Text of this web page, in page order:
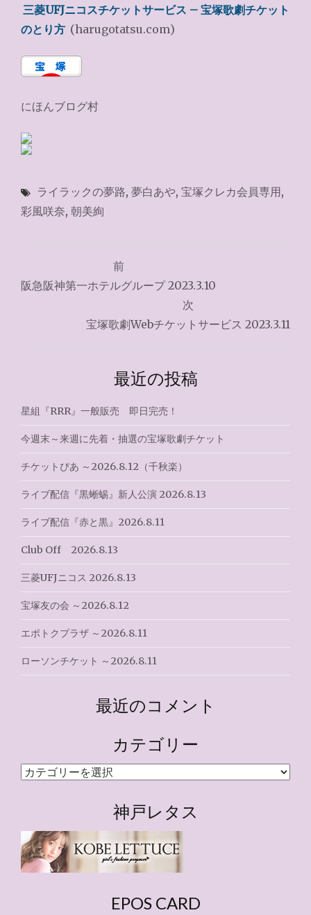
三菱UFJニコスチケットサービス – 宝塚歌劇チケット
のとり方 (harugotatsu.com)
にほんブログ村
ライラックの夢路, 夢白あや, 宝塚クレカ会員専用,
彩風咲奈, 朝美絢
稿
シ
ョ
ン
前
阪急阪神第一ホテルグループ 2023.3.10
次
宝塚歌劇Webチケットサービス 2023.3.11
最近の投稿
星組『RRR』一般販売 即日完売！
今週末～来週に先着・抽選の宝塚歌劇チケット
チケットぴあ ～2026.8.12（千秋楽）
ライブ配信『黒蜥蜴』新人公演 2026.8.13
ライブ配信『赤と黒』2026.8.11
Club Off 2026.8.13
三菱UFJニコス 2026.8.13
宝塚友の会 ～2026.8.12
エポトクプラザ ～2026.8.11
ローソンチケット ～2026.8.11
最近のコメント
カテゴリー
カ
ー
神戸レタス
EPOS CARD